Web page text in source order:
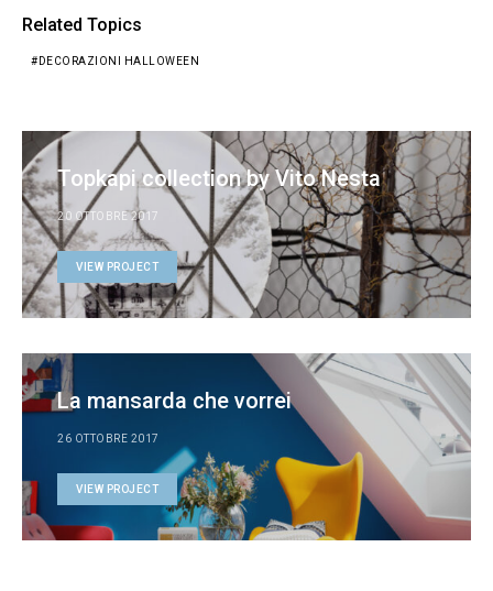
Related Topics
DECORAZIONI HALLOWEEN
Topkapi collection by Vito Nesta
20 OTTOBRE 2017
VIEW PROJECT
La mansarda che vorrei
26 OTTOBRE 2017
VIEW PROJECT